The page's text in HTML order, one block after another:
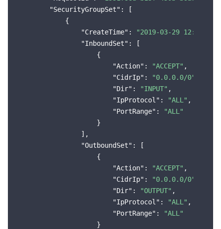
云顾问 - 混沌演练
云顾问-Tencent RTC 云助手
消息中心"SecurityGroupSet" : [
            {
"CreateTime" : "2019-03-29 12:01:40"
"InboundSet" : [
                    {
"Action" : "ACCEPT" ,
"CidrIp" : "0.0.0.0/0"
"Dir" : "INPUT" ,
"IpProtocol" : "ALL" ,
"PortRange" :
"ALL"
                    }
                ],
"OutboundSet" : [
                    {
"Action" : "ACCEPT" ,
"CidrIp" : "0.0.0.0/0"
"Dir" : "OUTPUT" ,
"IpProtocol" : "ALL" ,
"PortRange" :
"ALL"
                    }